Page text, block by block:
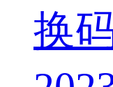
换